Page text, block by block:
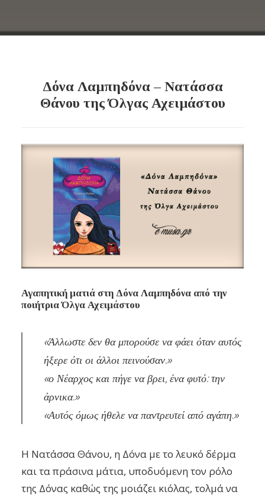
Δόνα Λαμπηδόνα – Νατάσσα
Θάνου της Όλγας Αχειμάστου
Αγαπητική ματιά στη Δόνα Λαμπηδόνα από την
ποιήτρια Όλγα Αχειμάστου
«Άλλωστε δεν θα μπορούσε να φάει όταν αυτός
ήξερε ότι οι άλλοι πεινούσαν.»
«ο Νέαρχος και πήγε να βρει, ένα φυτό: την
άρνικα.»
«Αυτός όμως ήθελε να παντρευτεί από αγάπη.»
Η Νατάσσα Θάνου, η Δόνα με το λευκό δέρμα
και τα πράσινα μάτια, υποδυόμενη τον ρόλο
της Δόνας καθώς της μοιάζει κιόλας, τολμά να